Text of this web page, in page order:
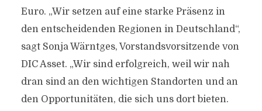
Euro. „Wir setzen auf eine starke Präsenz in
den entscheidenden Regionen in Deutschland“,
sagt Sonja Wärntges, Vorstandsvorsitzende von
DIC Asset. „Wir sind erfolgreich, weil wir nah
dran sind an den wichtigen Standorten und an
den Opportunitäten, die sich uns dort bieten.